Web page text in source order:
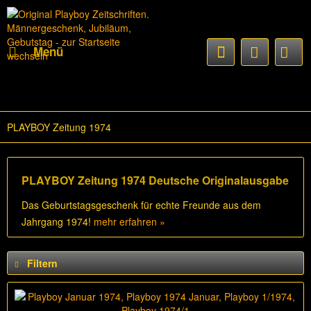
Menü
PLAYBOY Zeitung 1974
PLAYBOY Zeitung 1974 Deutsche Originalausgabe
Das Geburtstagsgeschenk für echte Freunde aus dem
Jahrgang 1974! mehr erfahren »
Filtern